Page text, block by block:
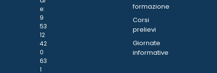
e:
9
53
12
42
0
63
1
formazione
Corsi
prelievi
Giornate
informative